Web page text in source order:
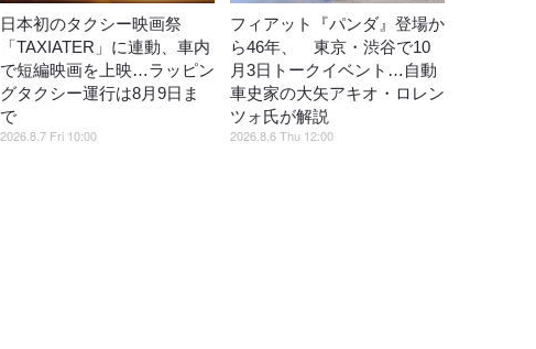
日本初のタクシー映画祭
「TAXIATER」に連動、車内
で短編映画を上映…ラッピン
グタクシー運行は8月9日ま
で
2026.8.7 Fri 10:00
フィアット『パンダ』登場か
ら46年、 東京・渋谷で10
月3日トークイベント…自動
車史家の大矢アキオ・ロレン
ツォ氏が解説
2026.8.6 Thu 12:00